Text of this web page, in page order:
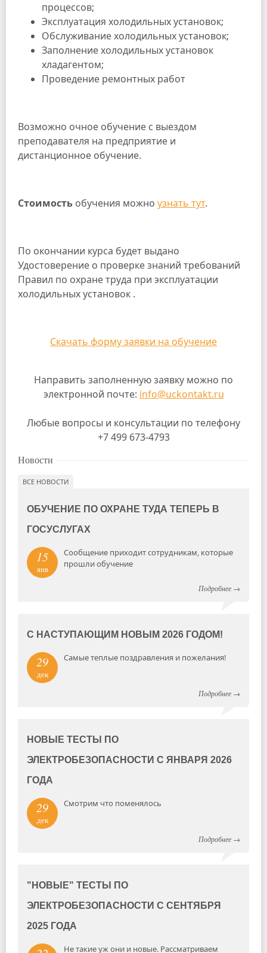
процессов;
Эксплуатация холодильных установок;
Обслуживание холодильных установок;
Заполнение холодильных установок
хладагентом;
Проведение ремонтных работ
Возможно очное обучение с выездом
преподавателя на предприятие и
дистанционное обучение.
Стоимость обучения можно узнать тут.
По окончании курса будет выдано
Удостоверение о проверке знаний требований
Правил по охране труда при эксплуатации
холодильных установок .
Скачать форму заявки на обучение
Направить заполненную заявку можно по
электронной почте: info@uckontakt.ru
Любые вопросы и консультации по телефону
+7 499 673-4793
Новости
ВСЕ НОВОСТИ
ОБУЧЕНИЕ ПО ОХРАНЕ ТУДА ТЕПЕРЬ В
ГОСУСЛУГАХ
15
янв
Сообщение приходит сотрудникам, которые
прошли обучение
Подробнее →
С НАСТУПАЮЩИМ НОВЫМ 2026 ГОДОМ!
29
дек
Самые теплые поздравления и пожелания!
Подробнее →
НОВЫЕ ТЕСТЫ ПО
ЭЛЕКТРОБЕЗОПАСНОСТИ С ЯНВАРЯ 2026
ГОДА
29
дек
Смотрим что поменялось
Подробнее →
"НОВЫЕ" ТЕСТЫ ПО
ЭЛЕКТРОБЕЗОПАСНОСТИ С СЕНТЯБРЯ
2025 ГОДА
Не такие уж они и новые. Рассматриваем